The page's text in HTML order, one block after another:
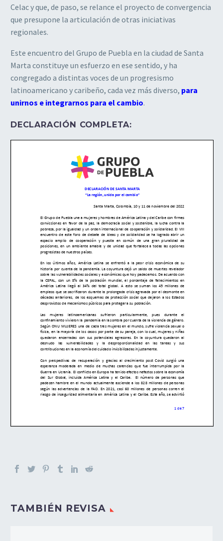
Celac y que, de paso, se relance el proyecto de convergencia
que presupone la articulación de otras iniciativas
regionales.
Este encuentro del Grupo de Puebla en la ciudad de Santa
Marta constituye un esfuerzo en ese sentido, y ha
congregado a distintas voces de un progresismo
latinoamericano ycaribeño, cada vez más diverso, para
unirnos e integrarnos para el cambio.
DECLARACIÓN COMPLETA:
TAMBIÉN REVISA